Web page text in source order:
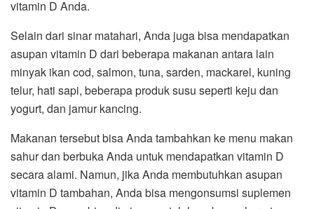
vitamin D Anda.
Selain dari sinar matahari, Anda juga bisa mendapatkan
asupan vitamin D dari beberapa makanan antara lain
minyak ikan cod, salmon, tuna, sarden, mackarel, kuning
telur, hati sapi, beberapa produk susu seperti keju dan
yogurt, dan jamur kancing.
Makanan tersebut bisa Anda tambahkan ke menu makan
sahur dan berbuka Anda untuk mendapatkan vitamin D
secara alami. Namun, jika Anda membutuhkan asupan
vitamin D tambahan, Anda bisa mengonsumsi suplemen